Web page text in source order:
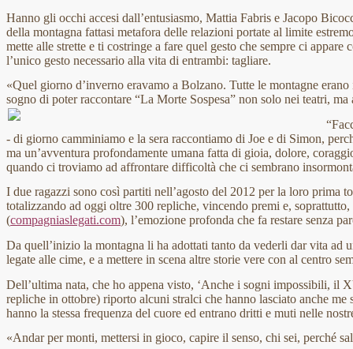
Hanno gli occhi accesi dall’entusiasmo, Mattia Fabris e Jacopo
della montagna fattasi metafora delle relazioni portate al limite
mette alle strette e ti costringe a fare quel gesto che sempre ci
l’unico gesto necessario alla vita di entrambi: tagliare.
«Quel giorno d’inverno eravamo a Bolzano. Tutte le montagne
sogno di poter raccontare “La Morte Sospesa” non solo nei teatri, ma
- di giorno camminiamo e la sera raccontiamo di Joe e di Simon,
ma un’avventura profondamente umana fatta di gioia, dolore,
quando ci troviamo ad affrontare difficoltà che ci sembrano
I due ragazzi sono così partiti nell’agosto del 2012 per la loro prima
totalizzando ad oggi oltre 300 repliche, vincendo premi e,
(compagniaslegati.com), l’emozione profonda che fa restare senza
Da quell’inizio la montagna li ha adottati tanto da vederli dar vita ad
legate alle cime, e a mettere in scena altre storie vere con al centro
Dell’ultima nata, che ho appena visto, ‘Anche i sogni impossibili, il
repliche in ottobre) riporto alcuni stralci che hanno lasciato anche me
hanno la stessa frequenza del cuore ed entrano dritti e muti nelle
«Andar per monti, mettersi in gioco, capire il senso, chi sei, perché